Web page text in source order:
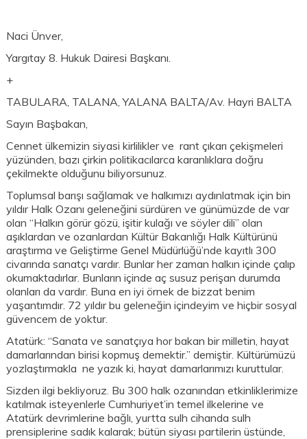
Naci Ünver,
Yargıtay 8. Hukuk Dairesi Başkanı.
+
TABULARA, TALANA, YALANA BALTA/Av. Hayri BALTA
Sayın Başbakan,
Cennet ülkemizin siyasi kirlilikler ve rant çıkarı çekişmeleri
yüzünden, bazı çirkin politikacılarca karanlıklara doğru
çekilmekte olduğunu biliyorsunuz.
Toplumsal barışı sağlamak ve halkımızı aydınlatmak için bin
yıldır Halk Ozanı geleneğini sürdüren ve günümüzde de var
olan “Halkın görür gözü, işitir kulağı ve söyler dili” olan
aşıklardan ve ozanlardan Kültür Bakanlığı Halk Kültürünü
araştırma ve Geliştirme Genel Müdürlüğü’nde kayıtlı 300
civarında sanatçı vardır. Bunlar her zaman halkın içinde çalıp
okumaktadırlar. Bunların içinde aç susuz perişan durumda
olanları da vardır. Buna en iyi örnek de bizzat benim
yaşantımdır. 72 yıldır bu geleneğin içindeyim ve hiçbir sosyal
güvencem de yoktur.
Atatürk: “Sanata ve sanatçıya hor bakan bir milletin, hayat
damarlarından birisi kopmuş demektir.” demiştir. Kültürümüzü
yozlaştırmakla ne yazık ki, hayat damarlarımızı kuruttular.
Sizden ilgi bekliyoruz. Bu 300 halk ozanından etkinliklerimize
katılmak isteyenlerle Cumhuriyet’in temel ilkelerine ve
Atatürk devrimlerine bağlı, yurtta sulh cihanda sulh
prensiplerine sadık kalarak; bütün siyası partilerin üstünde,